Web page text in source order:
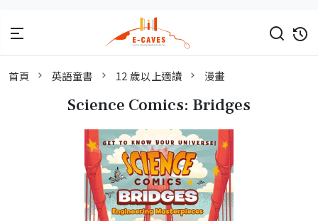
首頁 英語童書 12 歲以上適讀 漫畫
Science Comics: Bridges